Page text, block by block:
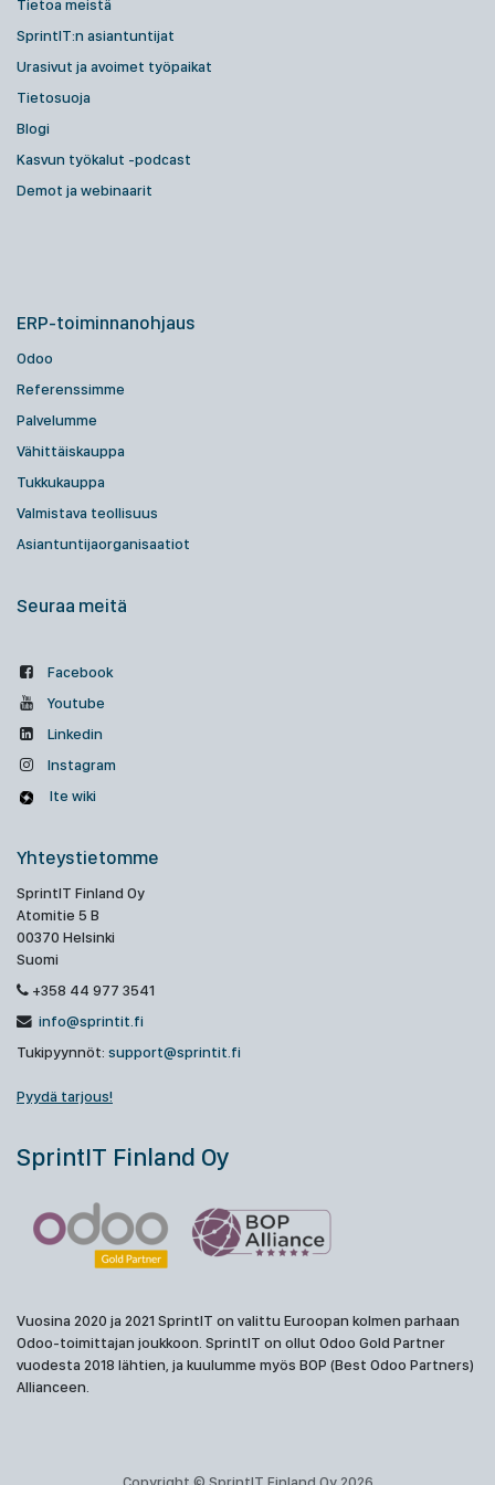
Tietoa meistä
SprintIT:n asiantuntijat
Urasivut ja avoimet työpaikat
Tietosuoja
Blogi
Kasvun työkalut -podcast
Demot ja webinaarit
ERP-toiminnanohjaus
Odoo
Referenssimme
Palvelumme
Vähittäiskauppa
Tukkukauppa
Valmistava teollisuus
Asiantuntijaorganisaatiot
Seuraa meitä
Facebook
Youtube
Linkedin
Instagram
Ite wiki
Yhteystietomme
SprintIT Finland Oy
Atomitie 5 B
00370 Helsinki
Suomi
+358 44 977 3541
info@sprintit.fi
Tukipyynnöt: support@sprintit.fi
Pyydä tarjous!
SprintIT Finland Oy
Vuosina 2020 ja 2021 SprintIT on valittu Euroopan kolmen parhaan
Odoo-toimittajan joukkoon. SprintIT on ollut Odoo Gold Partner
vuodesta 2018 lähtien, ja kuulumme myös BOP (Best Odoo Partners)
Allianceen.
Copyright © SprintIT Finland Oy 2026